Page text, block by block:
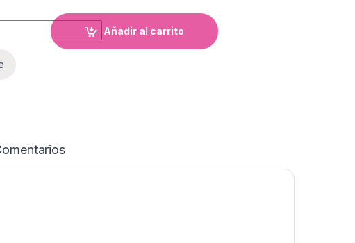
Añadir al carrito